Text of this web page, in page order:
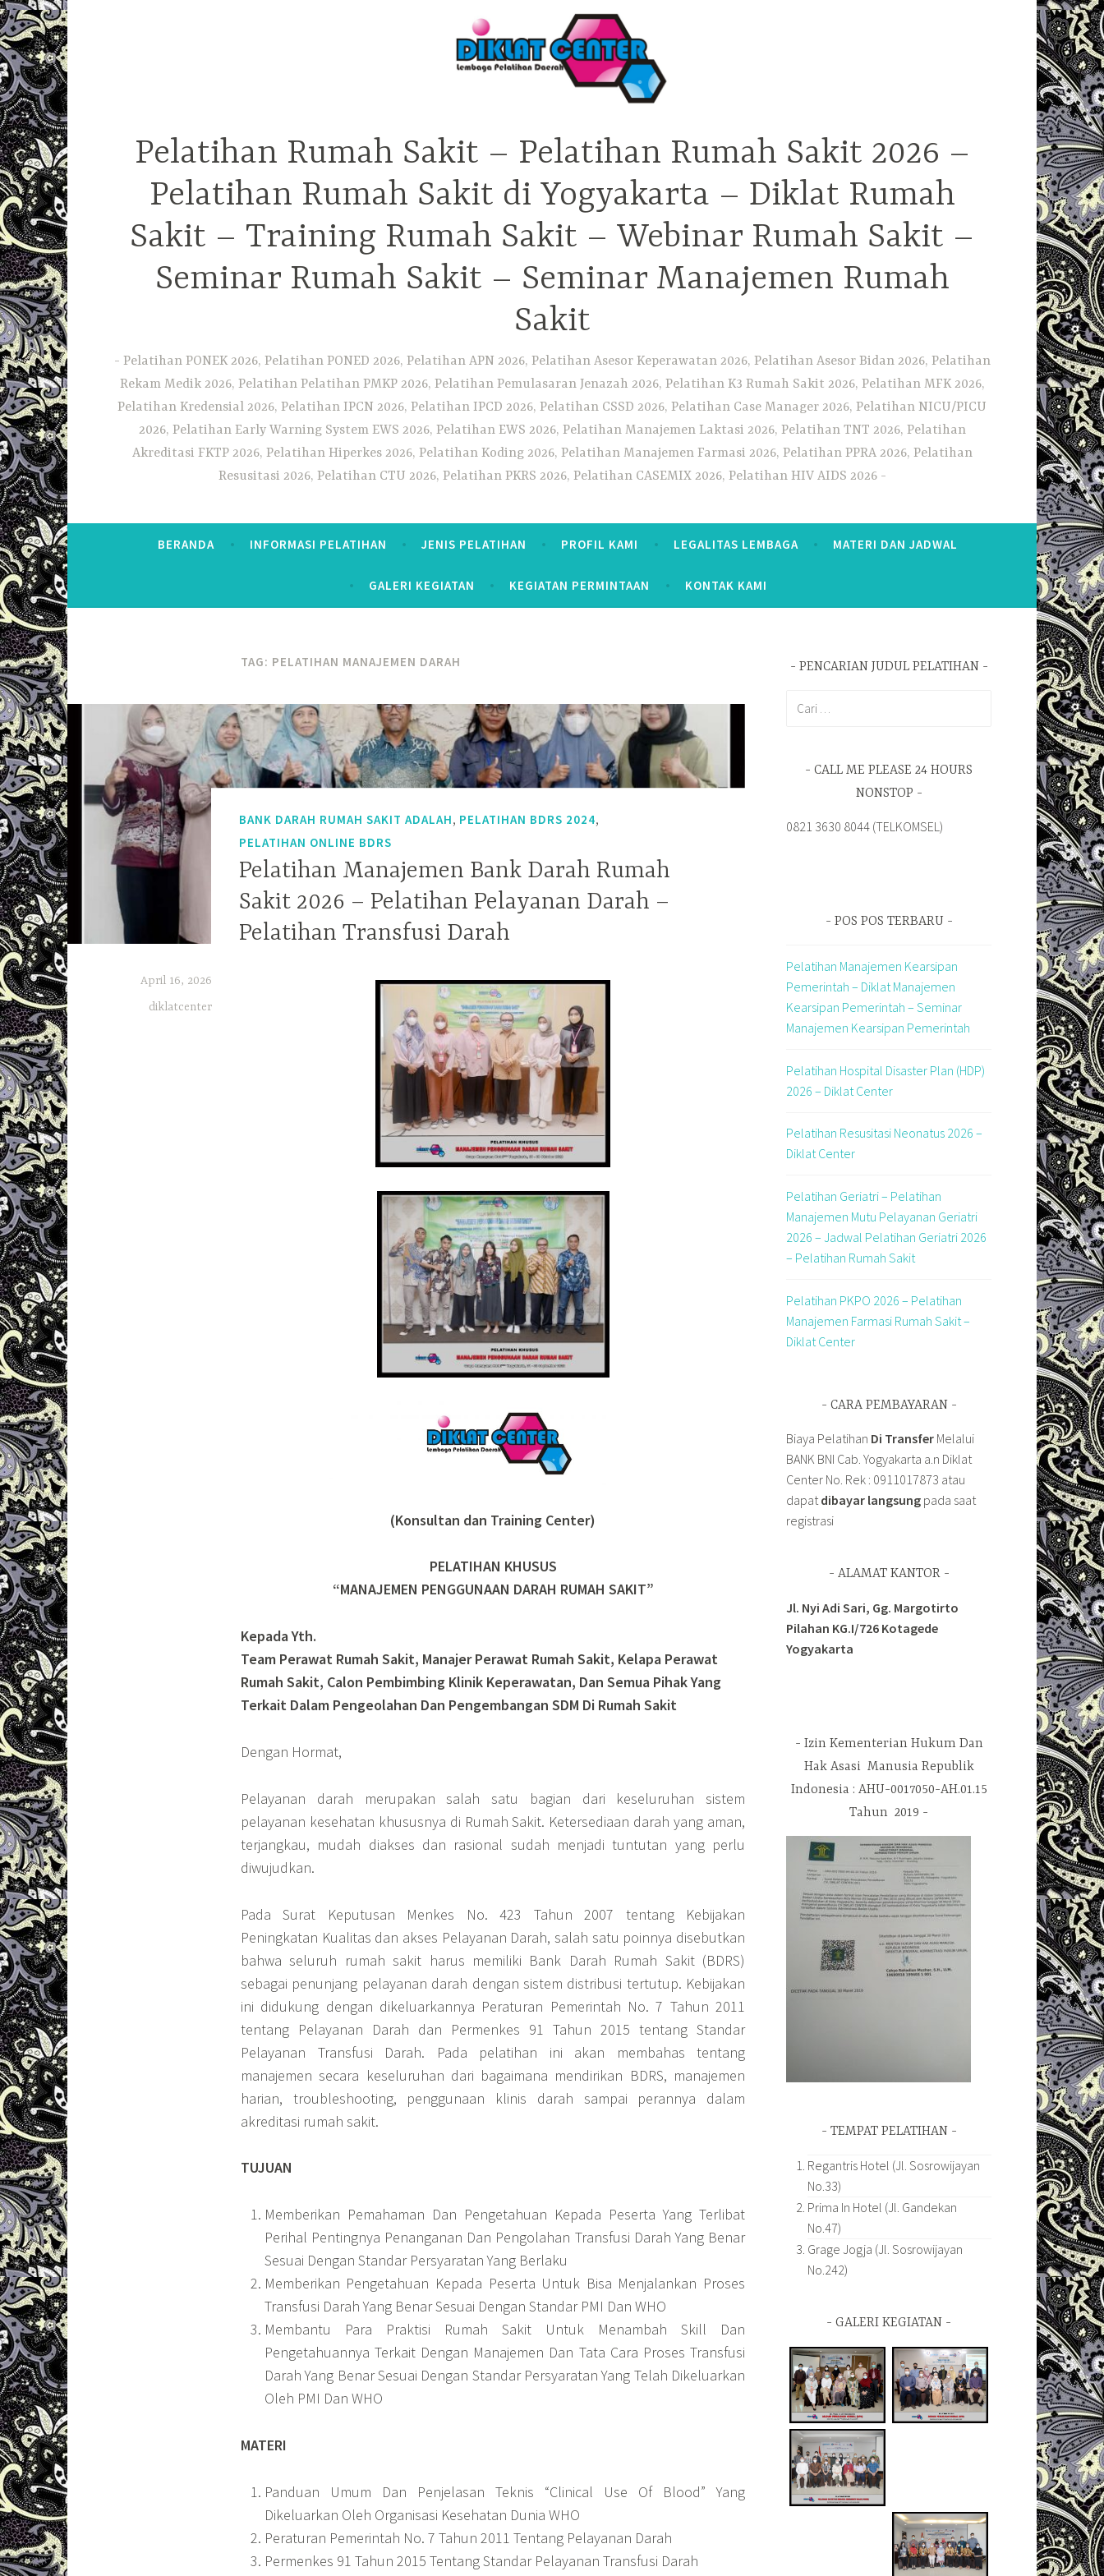
Pelatihan Rumah Sakit – Pelatihan Rumah Sakit 2026 –
Pelatihan Rumah Sakit di Yogyakarta – Diklat Rumah
Sakit – Training Rumah Sakit – Webinar Rumah Sakit –
Seminar Rumah Sakit – Seminar Manajemen Rumah
Sakit
Pelatihan PONEK 2026, Pelatihan PONED 2026, Pelatihan APN 2026, Pelatihan Asesor Keperawatan 2026, Pelatihan Asesor Bidan 2026, Pelatihan
Rekam Medik 2026, Pelatihan Pelatihan PMKP 2026, Pelatihan Pemulasaran Jenazah 2026, Pelatihan K3 Rumah Sakit 2026, Pelatihan MFK 2026,
Pelatihan Kredensial 2026, Pelatihan IPCN 2026, Pelatihan IPCD 2026, Pelatihan CSSD 2026, Pelatihan Case Manager 2026, Pelatihan NICU/PICU
2026, Pelatihan Early Warning System EWS 2026, Pelatihan EWS 2026, Pelatihan Manajemen Laktasi 2026, Pelatihan TNT 2026, Pelatihan
Akreditasi FKTP 2026, Pelatihan Hiperkes 2026, Pelatihan Koding 2026, Pelatihan Manajemen Farmasi 2026, Pelatihan PPRA 2026, Pelatihan
Resusitasi 2026, Pelatihan CTU 2026, Pelatihan PKRS 2026, Pelatihan CASEMIX 2026, Pelatihan HIV AIDS 2026
BERANDA INFORMASI PELATIHAN JENIS PELATIHAN PROFIL KAMI LEGALITAS LEMBAGA MATERI DAN JADWAL
GALERI KEGIATAN KEGIATAN PERMINTAAN KONTAK KAMI
TAG: PELATIHAN MANAJEMEN DARAH
BANK DARAH RUMAH SAKIT ADALAH, PELATIHAN BDRS 2024,
PELATIHAN ONLINE BDRS
Pelatihan Manajemen Bank Darah Rumah
Sakit 2026 – Pelatihan Pelayanan Darah –
Pelatihan Transfusi Darah
April 16, 2026
diklatcenter
(Konsultan dan Training Center)
PELATIHAN KHUSUS
“MANAJEMEN PENGGUNAAN DARAH RUMAH SAKIT”
Kepada Yth.
Team Perawat Rumah Sakit, Manajer Perawat Rumah Sakit, Kelapa Perawat
Rumah Sakit, Calon Pembimbing Klinik Keperawatan, Dan Semua Pihak Yang
Terkait Dalam Pengeolahan Dan Pengembangan SDM Di Rumah Sakit
Dengan Hormat,
Pelayanan darah merupakan salah satu bagian dari keseluruhan sistem
pelayanan kesehatan khususnya di Rumah Sakit. Ketersediaan darah yang aman,
terjangkau, mudah diakses dan rasional sudah menjadi tuntutan yang perlu
diwujudkan.
Pada Surat Keputusan Menkes No. 423 Tahun 2007 tentang Kebijakan
Peningkatan Kualitas dan akses Pelayanan Darah, salah satu poinnya disebutkan
bahwa seluruh rumah sakit harus memiliki Bank Darah Rumah Sakit (BDRS)
sebagai penunjang pelayanan darah dengan sistem distribusi tertutup. Kebijakan
ini didukung dengan dikeluarkannya Peraturan Pemerintah No. 7 Tahun 2011
tentang Pelayanan Darah dan Permenkes 91 Tahun 2015 tentang Standar
Pelayanan Transfusi Darah. Pada pelatihan ini akan membahas tentang
manajemen secara keseluruhan dari bagaimana mendirikan BDRS, manajemen
harian, troubleshooting, penggunaan klinis darah sampai perannya dalam
akreditasi rumah sakit.
TUJUAN
Memberikan Pemahaman Dan Pengetahuan Kepada Peserta Yang Terlibat
Perihal Pentingnya Penanganan Dan Pengolahan Transfusi Darah Yang Benar
Sesuai Dengan Standar Persyaratan Yang Berlaku
Memberikan Pengetahuan Kepada Peserta Untuk Bisa Menjalankan Proses
Transfusi Darah Yang Benar Sesuai Dengan Standar PMI Dan WHO
Membantu Para Praktisi Rumah Sakit Untuk Menambah Skill Dan
Pengetahuannya Terkait Dengan Manajemen Dan Tata Cara Proses Transfusi
Darah Yang Benar Sesuai Dengan Standar Persyaratan Yang Telah Dikeluarkan
Oleh PMI Dan WHO
MATERI
Panduan Umum Dan Penjelasan Teknis “Clinical Use Of Blood” Yang
Dikeluarkan Oleh Organisasi Kesehatan Dunia WHO
Peraturan Pemerintah No. 7 Tahun 2011 Tentang Pelayanan Darah
Permenkes 91 Tahun 2015 Tentang Standar Pelayanan Transfusi Darah
PENCARIAN JUDUL PELATIHAN
CALL ME PLEASE 24 HOURS
NONSTOP
0821 3630 8044 (TELKOMSEL)
POS POS TERBARU
Pelatihan Manajemen Kearsipan
Pemerintah – Diklat Manajemen
Kearsipan Pemerintah – Seminar
Manajemen Kearsipan Pemerintah
Pelatihan Hospital Disaster Plan (HDP)
2026 – Diklat Center
Pelatihan Resusitasi Neonatus 2026 –
Diklat Center
Pelatihan Geriatri – Pelatihan
Manajemen Mutu Pelayanan Geriatri
2026 – Jadwal Pelatihan Geriatri 2026
– Pelatihan Rumah Sakit
Pelatihan PKPO 2026 – Pelatihan
Manajemen Farmasi Rumah Sakit –
Diklat Center
CARA PEMBAYARAN
Biaya Pelatihan Di Transfer Melalui
BANK BNI Cab. Yogyakarta a.n Diklat
Center No. Rek : 0911017873 atau
dapatdibayar langsung pada saat
registrasi
ALAMAT KANTOR
Jl. Nyi Adi Sari, Gg. Margotirto
Pilahan KG.I/726 Kotagede
Yogyakarta
Izin Kementerian Hukum Dan
Hak Asasi Manusia Republik
Indonesia : AHU-0017050-AH.01.15
Tahun 2019
TEMPAT PELATIHAN
Regantris Hotel (Jl. Sosrowijayan
No.33)
Prima In Hotel (Jl. Gandekan
No.47)
Grage Jogja (Jl. Sosrowijayan
No.242)
GALERI KEGIATAN